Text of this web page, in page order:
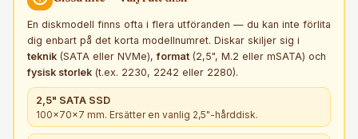
En diskmodell finns ofta i flera utföranden — du kan inte förlita
dig enbart på det korta modellnumret. Diskar skiljer sig i
teknik (SATA eller NVMe),format (2,5", M.2 eller mSATA) och
fysisk storlek (t.ex. 2230, 2242 eller 2280).
2,5" SATA SSD
100×70×7 mm. Ersätter en vanlig 2,5"-hårddisk.